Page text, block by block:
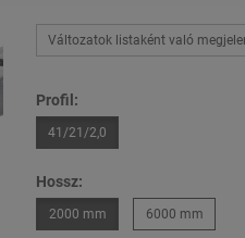
Változatok listaként való
Profil:
41/21/2,0
Hossz:
2000 mm 6000 mm